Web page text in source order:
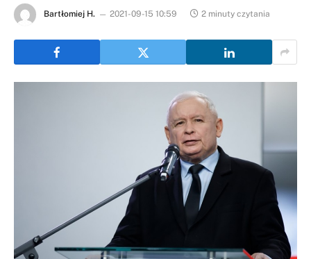
Bartłomiej H. 2021-09-15 10:59 2 minuty czytania